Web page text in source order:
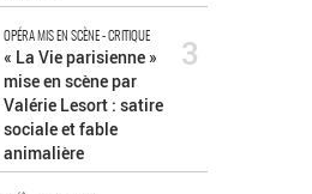
OPÉRA MIS EN SCÈNE - CRITIQUE
« La Vie parisienne »
mise en scène par
Valérie Lesort : satire
sociale et fable
animalière
3